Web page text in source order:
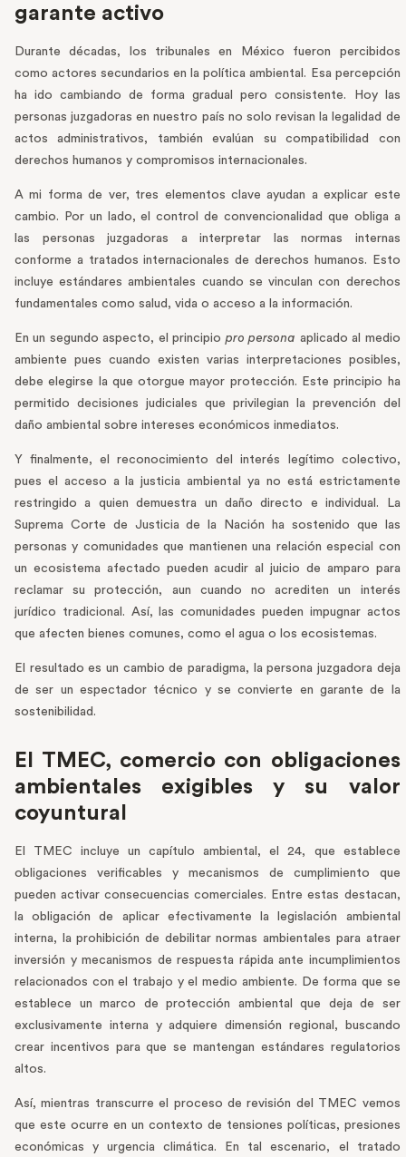
garante activo
Durante décadas, los tribunales en México fueron percibidos
como actores secundarios en la política ambiental. Esa percepción
ha ido cambiando de forma gradual pero consistente. Hoy las
personas juzgadoras en nuestro país no solo revisan la legalidad de
actos administrativos, también evalúan su compatibilidad con
derechos humanos y compromisos internacionales.
A mi forma de ver, tres elementos clave ayudan a explicar este
cambio. Por un lado, el control de convencionalidad que obliga a
las personas juzgadoras a interpretar las normas internas
conforme a tratados internacionales de derechos humanos. Esto
incluye estándares ambientales cuando se vinculan con derechos
fundamentales como salud, vida o acceso a la información.
En un segundo aspecto, el principio pro persona aplicado al medio
ambiente pues cuando existen varias interpretaciones posibles,
debe elegirse la que otorgue mayor protección. Este principio ha
permitido decisiones judiciales que privilegian la prevención del
daño ambiental sobre intereses económicos inmediatos.
Y finalmente, el reconocimiento del interés legítimo colectivo,
pues el acceso a la justicia ambiental ya no está estrictamente
restringido a quien demuestra un daño directo e individual. La
Suprema Corte de Justicia de la Nación ha sostenido que las
personas y comunidades que mantienen una relación especial con
un ecosistema afectado pueden acudir al juicio de amparo para
reclamar su protección, aun cuando no acrediten un interés
jurídico tradicional. Así, las comunidades pueden impugnar actos
que afecten bienes comunes, como el agua o los ecosistemas.
El resultado es un cambio de paradigma, la persona juzgadora deja
de ser un espectador técnico y se convierte en garante de la
sostenibilidad.
El TMEC, comercio con obligaciones
ambientales exigibles y su valor
coyuntural
El TMEC incluye un capítulo ambiental, el 24, que establece
obligaciones verificables y mecanismos de cumplimiento que
pueden activar consecuencias comerciales. Entre estas destacan,
la obligación de aplicar efectivamente la legislación ambiental
interna, la prohibición de debilitar normas ambientales para atraer
inversión y mecanismos de respuesta rápida ante incumplimientos
relacionados con el trabajo y el medio ambiente. De forma que se
establece un marco de protección ambiental que deja de ser
exclusivamente interna y adquiere dimensión regional, buscando
crear incentivos para que se mantengan estándares regulatorios
altos.
Así, mientras transcurre el proceso de revisión del TMEC vemos
que este ocurre en un contexto de tensiones políticas, presiones
económicas y urgencia climática. En tal escenario, el tratado